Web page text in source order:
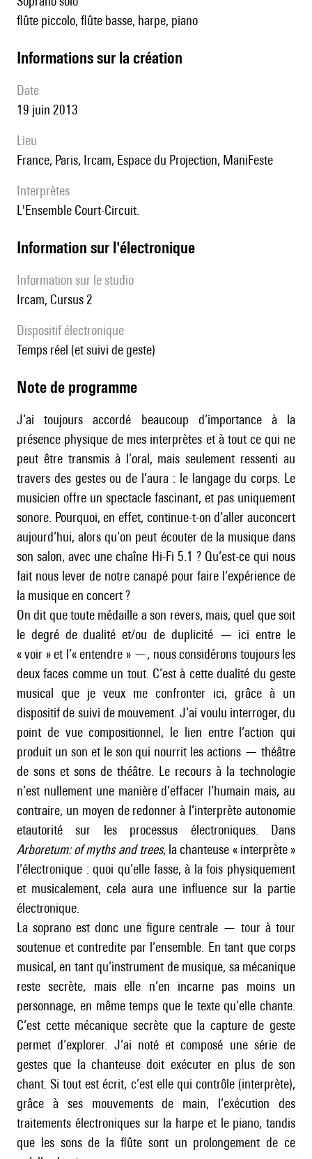
flûte piccolo, flûte basse, harpe, piano
informations sur la création
date
19 juin 2013
lieu
France, Paris, Ircam, Espace du Projection, ManiFeste
interprètes
l'Ensemble Court-Circuit.
Information sur l'électronique
Information sur le studio
Ircam, Cursus 2
Dispositif électronique
temps réel (et suivi de geste)
Note de programme
J’ai toujours accordé beaucoup d’importance à la
présence physique de mes interprètes et à tout ce qui ne
peut être transmis à l’oral, mais seulement ressenti au
travers des gestes ou de l’aura : le langage du corps. Le
musicien offre un spectacle fascinant, et pas uniquement
sonore. Pourquoi, en effet, continue-t-on d’aller auconcert
aujourd’hui, alors qu’on peut écouter de la musique dans
son salon, avec une chaîne Hi-Fi 5.1 ? Qu’est-ce qui nous
fait nous lever de notre canapé pour faire l’expérience de
la musique en concert ?
On dit que toute médaille a son revers, mais, quel que soit
le degré de dualité et/ou de duplicité — ici entre le
« voir » et l’« entendre » —, nous considérons toujours les
deux faces comme un tout. C’est à cette dualité du geste
musical que je veux me confronter ici, grâce à un
dispositif de suivi de mouvement. J’ai voulu interroger, du
point de vue compositionnel, le lien entre l’action qui
produit un son et le son qui nourrit les actions — théâtre
de sons et sons de théâtre. Le recours à la technologie
n’est nullement une manière d’effacer l’humain mais, au
contraire, un moyen de redonner à l’interprète autonomie
etautorité sur les processus électroniques. Dans
Arboretum: of myths and trees, la chanteuse « interprète »
l’électronique : quoi qu’elle fasse, à la fois physiquement
et musicalement, cela aura une influence sur la partie
électronique.
La soprano est donc une figure centrale — tour à tour
soutenue et contredite par l’ensemble. En tant que corps
musical, en tant qu’instrument de musique, sa mécanique
reste secrète, mais elle n’en incarne pas moins un
personnage, en même temps que le texte qu’elle chante.
C’est cette mécanique secrète que la capture de geste
permet d’explorer. J’ai noté et composé une série de
gestes que la chanteuse doit exécuter en plus de son
chant. Si tout est écrit, c’est elle qui contrôle (interprète),
grâce à ses mouvements de main, l’exécution des
traitements électroniques sur la harpe et le piano, tandis
que les sons de la flûte sont un prolongement de ce